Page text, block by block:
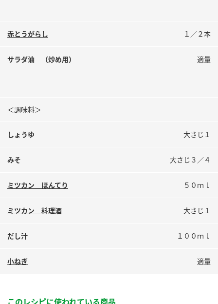
赤とうがらし １／２本
サラダ油 （炒め用） 適量
＜調味料＞
しょうゆ 大さじ１
みそ 大さじ３／４
ミツカン ほんてり ５０ｍｌ
ミツカン 料理酒 大さじ１
だし汁 １００ｍｌ
小ねぎ 適量
このレシピに使われている商品